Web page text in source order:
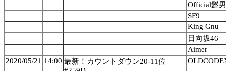
Official髭
SF9
King Gnu
日向坂46
Aimer
2020/05/21 14:00 最新！カウントダウン20-11位